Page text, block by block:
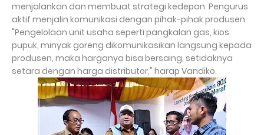
menjalankan dan membuat strategi kedepan. Pengurus
aktif menjalin komunikasi dengan pihak-pihak produsen.
"Pengelolaan unit usaha seperti pangkalan gas, kios
pupuk, minyak goreng dikomunikasikan langsung kepada
produsen, maka harganya bisa bersaing, setidaknya
setara dengan harga distributor," harap Vandiko.